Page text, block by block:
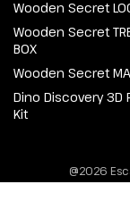
Wooden Secret
Wooden Secret
BOX
Wooden Secret
Dino Discovery 3D
Kit
@2026